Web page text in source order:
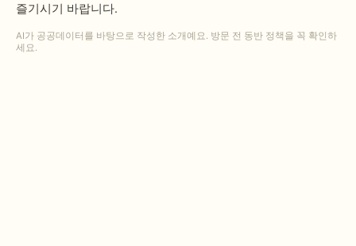
즐기시기 바랍니다.
AI가 공공데이터를 바탕으로 작성한 소개예요. 방문 전 동반 정책을 꼭 확인하
세요.